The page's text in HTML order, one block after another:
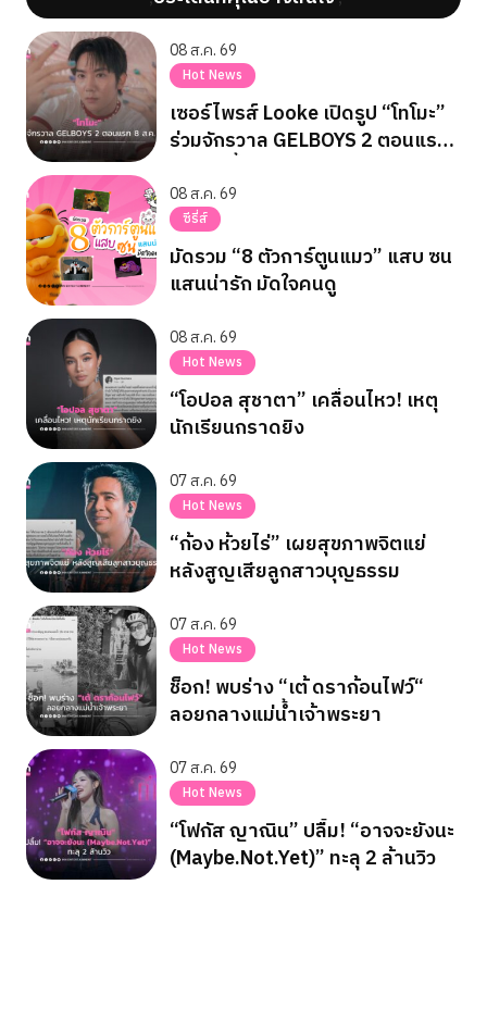
08 ส.ค. 69
Hot News
เซอร์ไพรส์ Looke เปิดรูป “โทโมะ”
ร่วมจักรวาล GELBOYS 2 ตอนแรก
08 ส.ค. 69
ซีรี่ส์
มัดรวม “8 ตัวการ์ตูนแมว” แสบ ซน
แสนน่ารัก มัดใจคนดู
08 ส.ค. 69
Hot News
“โอปอล สุชาตา” เคลื่อนไหว! เหตุ
นักเรียนกราดยิง
07 ส.ค. 69
Hot News
“ก้อง ห้วยไร่” เผยสุขภาพจิตแย่
หลังสูญเสียลูกสาวบุญธรรม
07 ส.ค. 69
Hot News
ช็อก! พบร่าง “เต้ ดราก้อนไฟว์“
ลอยกลางแม่น้ำเจ้าพระยา
07 ส.ค. 69
Hot News
“โฟกัส ญาณิน” ปลื้ม! “อาจจะยังนะ
(Maybe.Not.Yet)” ทะลุ 2 ล้านวิว